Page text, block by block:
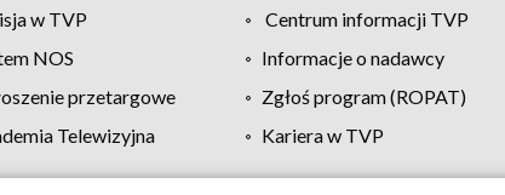
w TVP Centrum informacji TVP
NOS Informacje o nadawcy
przetargowe Zgłoś program (ROPAT)
Telewizyjna Kariera w TVP